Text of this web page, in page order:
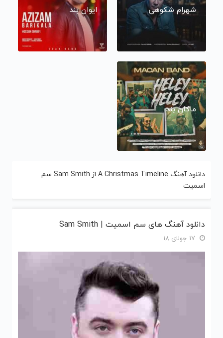
شهرام شکوهی ایوان بند
ماکان بند
دانلود آهنگ A Christmas Timeline از Sam Smith سم
اسمیت
دانلود آهنگ های سم اسمیت | Sam Smith